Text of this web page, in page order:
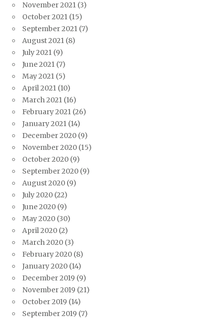
November 2021 (3)
October 2021 (15)
September 2021 (7)
August 2021 (8)
July 2021 (9)
June 2021 (7)
May 2021 (5)
April 2021 (10)
March 2021 (16)
February 2021 (26)
January 2021 (14)
December 2020 (9)
November 2020 (15)
October 2020 (9)
September 2020 (9)
August 2020 (9)
July 2020 (22)
June 2020 (9)
May 2020 (30)
April 2020 (2)
March 2020 (3)
February 2020 (8)
January 2020 (14)
December 2019 (9)
November 2019 (21)
October 2019 (14)
September 2019 (7)